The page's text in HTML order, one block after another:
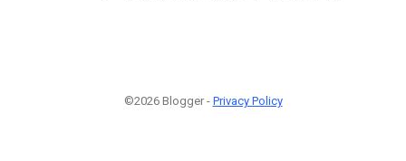
©2026 Blogger - Privacy Policy